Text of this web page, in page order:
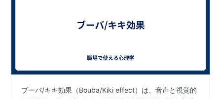
ブーバ/キキ効果（Bouba/Kiki effect）は、音声と視覚的